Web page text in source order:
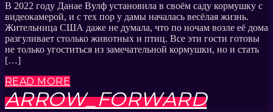
В 2022 году Данае Вулф установила в своём саду кормушку с
видеокамерой, и с тех пор у дамы началась весёлая жизнь.
Жительница США даже не думала, что по ночам возле её дома
разгуливает столько животных и птиц. Все эти гости готовы
не только угоститься из замечательной кормушки, но и стать
[…]
READ MORE
ARROW_FORWARD